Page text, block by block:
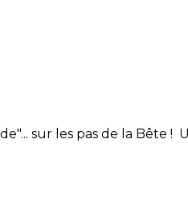
sur les pas de la Bête !